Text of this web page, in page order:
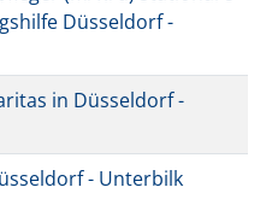
Düsseldorf -
in Düsseldorf -
- Unterbilk